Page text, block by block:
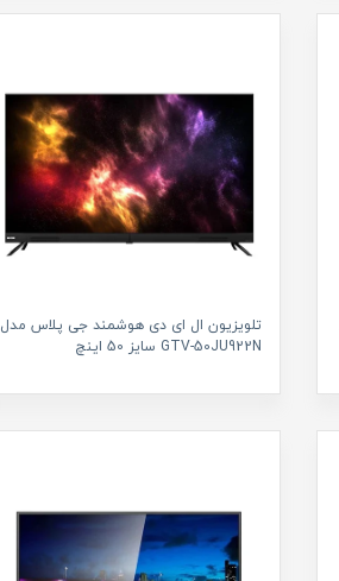
تلویزیون ال ای دی هوشمند جی پلاس مدل
GTV-50JU922N سایز 50 اینچ